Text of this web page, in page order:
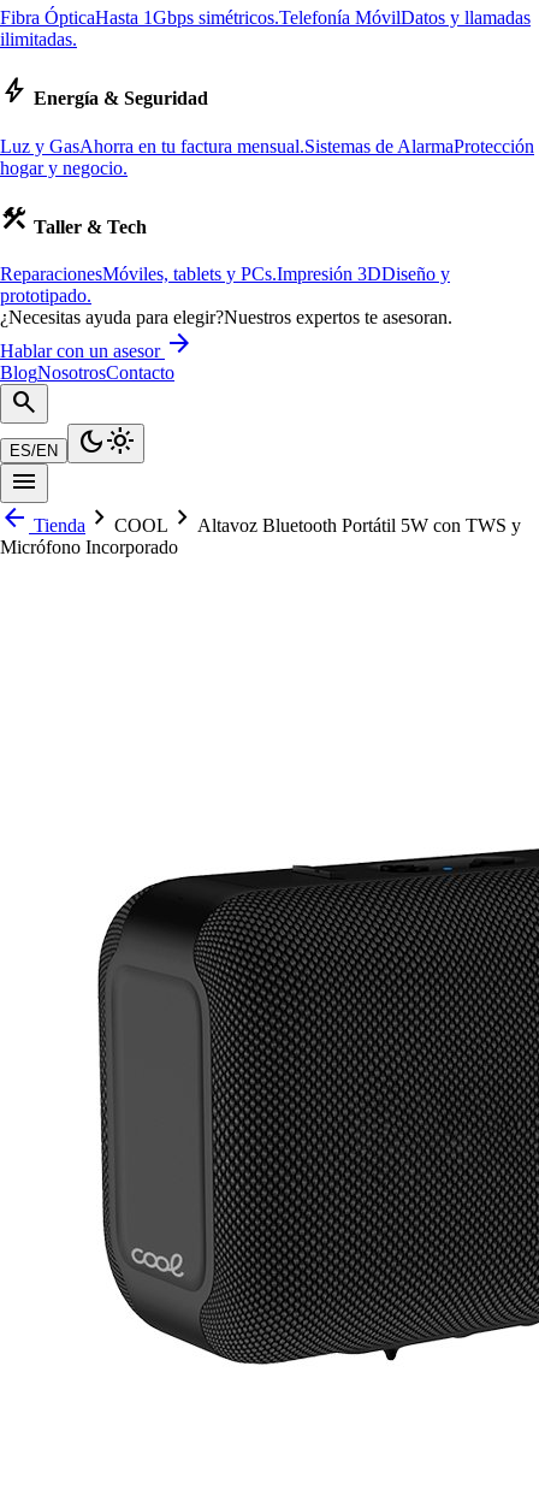
Fibra ÓpticaHasta 1Gbps simétricos.Telefonía MóvilDatos y llamadas
ilimitadas.
bolt Energía & Seguridad
Luz y GasAhorra en tu factura mensual.Sistemas de AlarmaProtección
hogar y negocio.
construction Taller & Tech
ReparacionesMóviles, tablets y PCs.Impresión 3DDiseño y
prototipado.
¿Necesitas ayuda para elegir?Nuestros expertos te asesoran.
Hablar con un asesor arrow_forward
BlogNosotrosContacto
search
ES/EN dark_modelight_mode
menu
arrow_back Tienda chevron_right COOL chevron_right Altavoz Bluetooth Portátil 5W con TWS y
Micrófono Incorporado